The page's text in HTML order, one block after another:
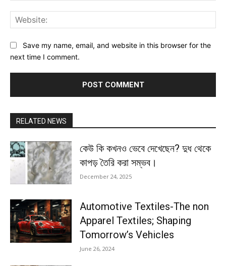
Save my name, email, and website in this browser for the
next time I comment.
RELATED NEWS
কেউ কি কখনও ভেবে দেখেছেন? দুধ থেকে
কাপড় তৈরি করা সম্ভব।
December 24, 2025
Automotive Textiles-The non
Apparel Textiles; Shaping
Tomorrow’s Vehicles
June 26, 2024